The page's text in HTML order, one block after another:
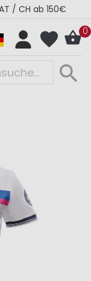
/ CH ab 150€
0